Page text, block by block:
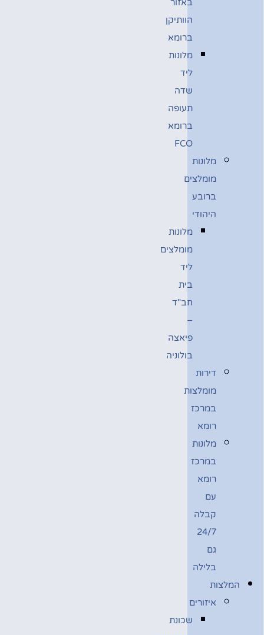
באזור
הוותיקן
ברומא
מלונות
ליד
שדה
תעופה
ברומא
FCO
מלונות
מומלצים
ברובע
היהודי
מלונות
מומלצים
ליד
בית
חב"ד
–
פיאצה
בולוניה
דירות
מומלצות
במרכז
רומא
מלונות
במרכז
רומא
עם
קבלה
24/7
גם
בלילה
המלצות
איזורים
שכונת